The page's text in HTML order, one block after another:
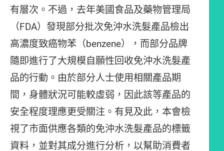
有層次。不過，去年美國食品及藥物管理局
（FDA）發現部分批次免沖水洗髮產品檢出
高濃度致癌物苯（benzene），而部分品牌
隨即進行了大規模自願性回收免沖水洗髮產
品的行動。由於部分人士使用相關產品期
間，身體狀況可能較虛弱，因此該等產品的
安全程度理應更受關注。有見及此，本會檢
視了市面供應各類的免沖水洗髮產品的標籤
資料，並對其成分進行分析，以幫助消費者